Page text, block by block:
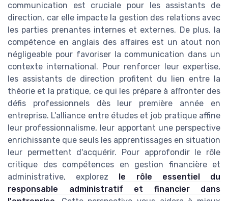
communication est cruciale pour les assistants de
direction, car elle impacte la gestion des relations avec
les parties prenantes internes et externes. De plus, la
compétence en anglais des affaires est un atout non
négligeable pour favoriser la communication dans un
contexte international. Pour renforcer leur expertise,
les assistants de direction profitent du lien entre la
théorie et la pratique, ce qui les prépare à affronter des
défis professionnels dès leur première année en
entreprise. L'alliance entre études et job pratique affine
leur professionnalisme, leur apportant une perspective
enrichissante que seuls les apprentissages en situation
leur permettent d'acquérir. Pour approfondir le rôle
critique des compétences en gestion financière et
administrative, explorez
le rôle essentiel du
responsable administratif et financier dans